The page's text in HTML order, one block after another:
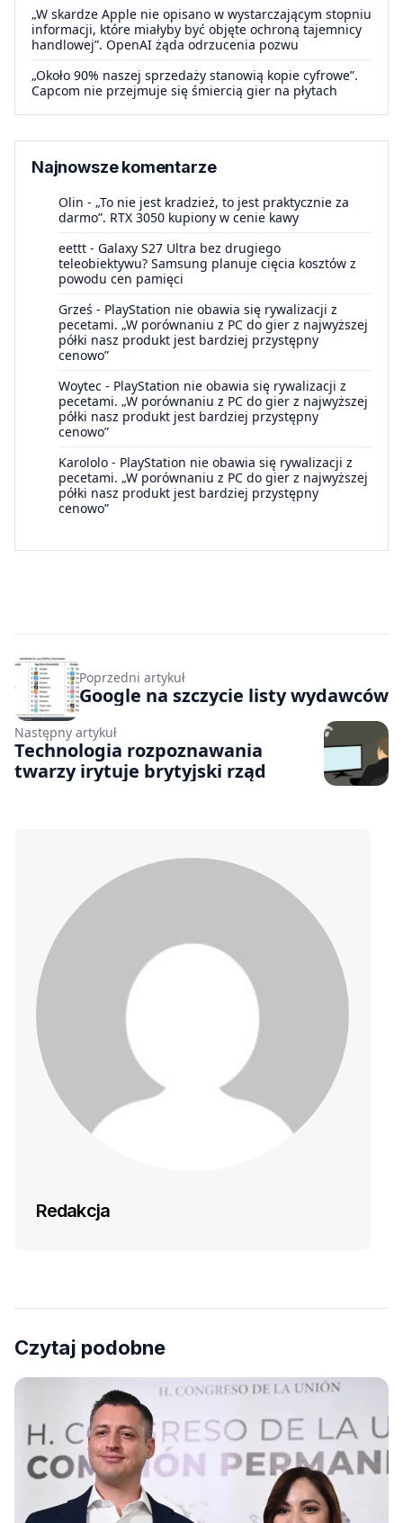
„W skardze Apple nie opisano w wystarczającym stopniu
informacji, które miałyby być objęte ochroną tajemnicy
handlowej”. OpenAI żąda odrzucenia pozwu
„Około 90% naszej sprzedaży stanowią kopie cyfrowe”.
Capcom nie przejmuje się śmiercią gier na płytach
Najnowsze komentarze
Olin - „To nie jest kradzież, to jest praktycznie za
darmo”. RTX 3050 kupiony w cenie kawy
eettt - Galaxy S27 Ultra bez drugiego
teleobiektywu? Samsung planuje cięcia kosztów z
powodu cen pamięci
Grześ - PlayStation nie obawia się rywalizacji z
pecetami. „W porównaniu z PC do gier z najwyższej
półki nasz produkt jest bardziej przystępny
cenowo”
Woytec - PlayStation nie obawia się rywalizacji z
pecetami. „W porównaniu z PC do gier z najwyższej
półki nasz produkt jest bardziej przystępny
cenowo”
Karololo - PlayStation nie obawia się rywalizacji z
pecetami. „W porównaniu z PC do gier z najwyższej
półki nasz produkt jest bardziej przystępny
cenowo”
Poprzedni artykuł
Google na szczycie listy wydawców
Następny artykuł
Technologia rozpoznawania
twarzy irytuje brytyjski rząd
Redakcja
Czytaj podobne